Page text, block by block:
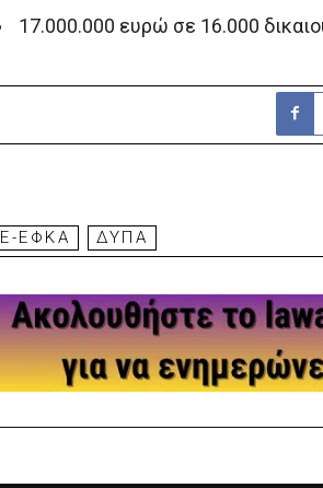
17.000.000 ευρώ σε 16.000
E-ΕΦΚΑ ΔΥΠΑ